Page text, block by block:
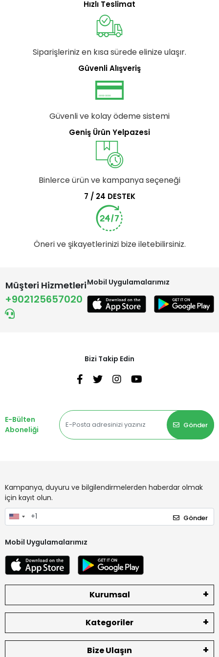
Hızlı Teslimat
Siparişleriniz en kısa sürede elinize ulaşır.
Güvenli Alışveriş
Güvenli ve kolay ödeme sistemi
Geniş Ürün Yelpazesi
Binlerce ürün ve kampanya seçeneği
7 / 24 DESTEK
Öneri ve şikayetlerinizi bize iletebilirsiniz.
Müşteri Hizmetleri
+902125657020
Mobil Uygulamalarımız
Bizi Takip Edin
E-Bülten
Aboneliği
Gönder
Kampanya, duyuru ve bilgilendirmelerden haberdar olmak
için kayıt olun.
Gönder
Mobil Uygulamalarımız
Kurumsal
Kategoriler
Bize Ulaşın